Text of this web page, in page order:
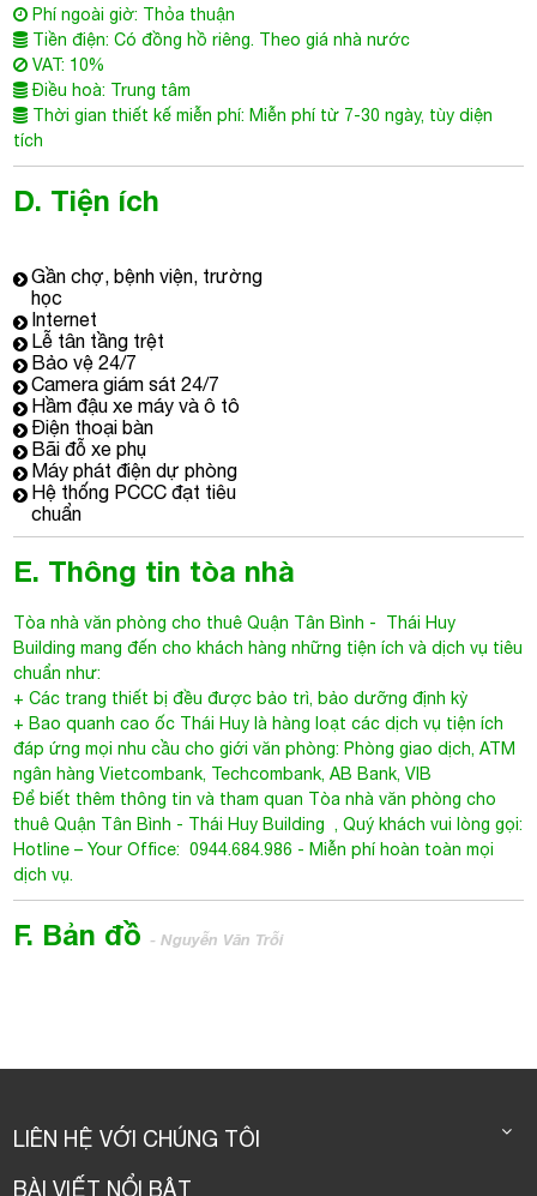
Phí ngoài giờ: Thỏa thuận
Tiền điện: Có đồng hồ riêng. Theo giá nhà nước
VAT: 10%
Điều hoà: Trung tâm
Thời gian thiết kế miễn phí: Miễn phí từ 7-30 ngày, tùy diện
tích
D. Tiện ích
Gần chợ, bệnh viện, trường
học
Internet
Lễ tân tầng trệt
Bảo vệ 24/7
Camera giám sát 24/7
Hầm đậu xe máy và ô tô
Điện thoại bàn
Bãi đỗ xe phụ
Máy phát điện dự phòng
Hệ thống PCCC đạt tiêu
chuẩn
E. Thông tin tòa nhà
Tòa nhà văn phòng cho thuê Quận Tân Bình - Thái Huy
Building mang đến cho khách hàng những tiện ích và dịch vụ tiêu
chuẩn như:
+ Các trang thiết bị đều được bảo trì, bảo dưỡng định kỳ
+ Bao quanh cao ốc Thái Huy là hàng loạt các dịch vụ tiện ích
đáp ứng mọi nhu cầu cho giới văn phòng: Phòng giao dịch, ATM
ngân hàng Vietcombank, Techcombank, AB Bank, VIB
Để biết thêm thông tin và tham quan Tòa nhà văn phòng cho
thuê Quận Tân Bình - Thái Huy Building , Quý khách vui lòng gọi:
Hotline – Your Office: 0944.684.986 - Miễn phí hoàn toàn mọi
dịch vụ.
F. Bản đồ- Nguyễn Văn Trỗi
LIÊN HỆ VỚI CHÚNG TÔI
BÀI VIẾT NỔI BẬT